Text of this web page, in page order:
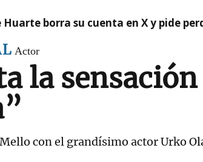
Huarte borra su cuenta en X y pide
Actor
la
con el grandísimo actor Urko